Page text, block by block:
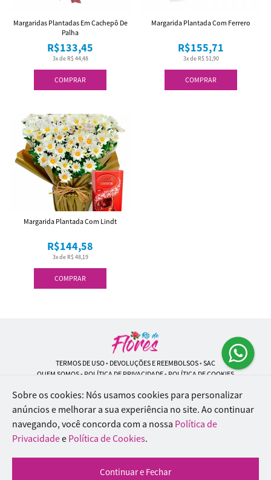
COMPRAR
3x de R$ 44,48
R$133,45
Margaridas Plantadas Em Cachepô De
Palha
COMPRAR
3x de R$ 51,90
R$155,71
Margarida Plantada Com Ferrero
COMPRAR
3x de R$ 48,19
R$144,58
Margarida Plantada Com Lindt
TERMOS DE USO• DEVOLUÇÕES E REEMBOLSOS• SAC
QUEM SOMOS• POLÍTICA DE PRIVACIDADE• POLÍTICA DE COOKIES
Rio de Flores | CNPJ: 18.184.423/0001-74
Rua Lopes Trovão, 42 - Rio de Janeiro - RJ - 20.920-340
© 2024-2026 - Todos os direitos reservados - Desenvolvido por
Sobre os cookies: Nós usamos cookies para personalizar
anúncios e melhorar a sua experiência no site. Ao continuar
navegando, você concorda com a nossa Política de
Privacidadee Política de Cookies.
Continuar e Fechar